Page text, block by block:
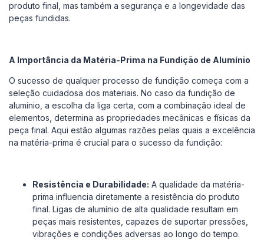
produto final, mas também a segurança e a longevidade das
peças fundidas.
A Importância da Matéria-Prima na Fundição de Alumínio
O sucesso de qualquer processo de fundição começa com a
seleção cuidadosa dos materiais. No caso da fundição de
alumínio, a escolha da liga certa, com a combinação ideal de
elementos, determina as propriedades mecânicas e físicas da
peça final. Aqui estão algumas razões pelas quais a excelência
na matéria-prima é crucial para o sucesso da fundição:
Resistência e Durabilidade: A qualidade da matéria-
prima influencia diretamente a resistência do produto
final. Ligas de alumínio de alta qualidade resultam em
peças mais resistentes, capazes de suportar pressões,
vibrações e condições adversas ao longo do tempo.